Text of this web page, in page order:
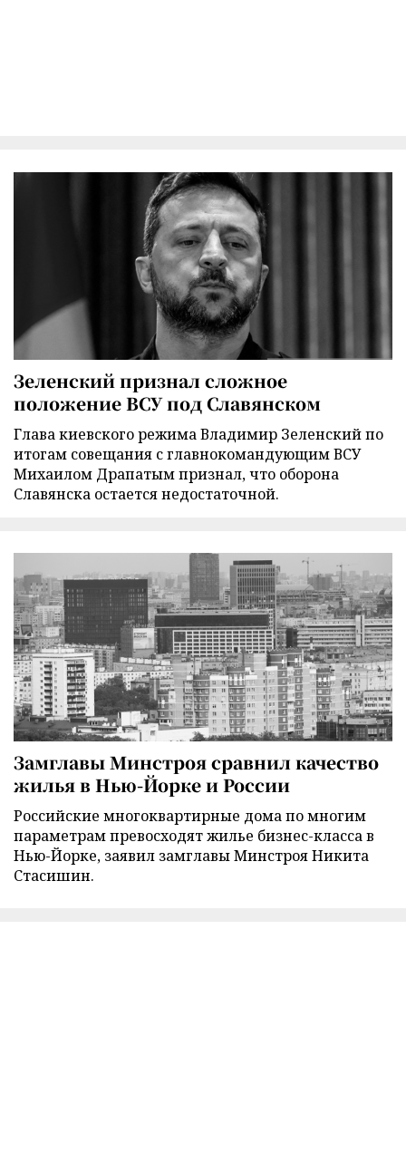
Зеленский признал сложное
положение ВСУ под Славянском
Глава киевского режима Владимир Зеленский по
итогам совещания с главнокомандующим ВСУ
Михаилом Драпатым признал, что оборона
Славянска остается недостаточной.
Замглавы Минстроя сравнил качество
жилья в Нью-Йорке и России
Российские многоквартирные дома по многим
параметрам превосходят жилье бизнес-класса в
Нью-Йорке, заявил замглавы Минстроя Никита
Стасишин.